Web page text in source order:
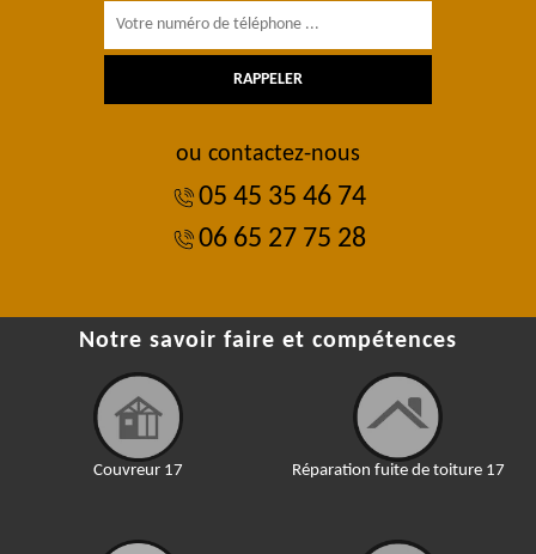
ou contactez-nous
05 45 35 46 74
06 65 27 75 28
Notre savoir faire et compétences
Couvreur 17 Réparation fuite de toiture 17